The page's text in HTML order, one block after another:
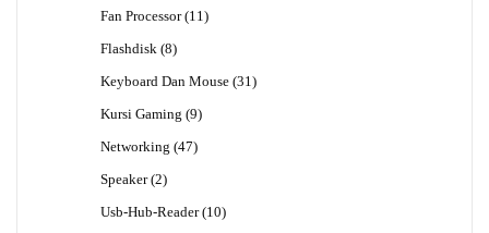
Fan Processor 11 11
Flashdisk 88
Keyboard Dan Mouse 31 31
Kursi Gaming 99
Networking 4747
Speaker 22
Usb-Hub-Reader 1010